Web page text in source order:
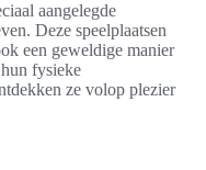
aangelegde
Deze speelplaatsen
een geweldige manier
fysieke
ze volop plezier